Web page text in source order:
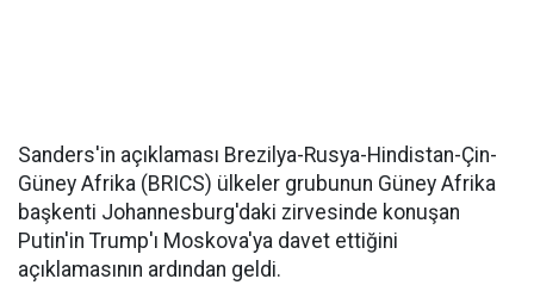
Sanders'in açıklaması Brezilya-Rusya-Hindistan-Çin-
Güney Afrika (BRICS) ülkeler grubunun Güney Afrika
başkenti Johannesburg'daki zirvesinde konuşan
Putin'in Trump'ı Moskova'ya davet ettiğini
açıklamasının ardından geldi.